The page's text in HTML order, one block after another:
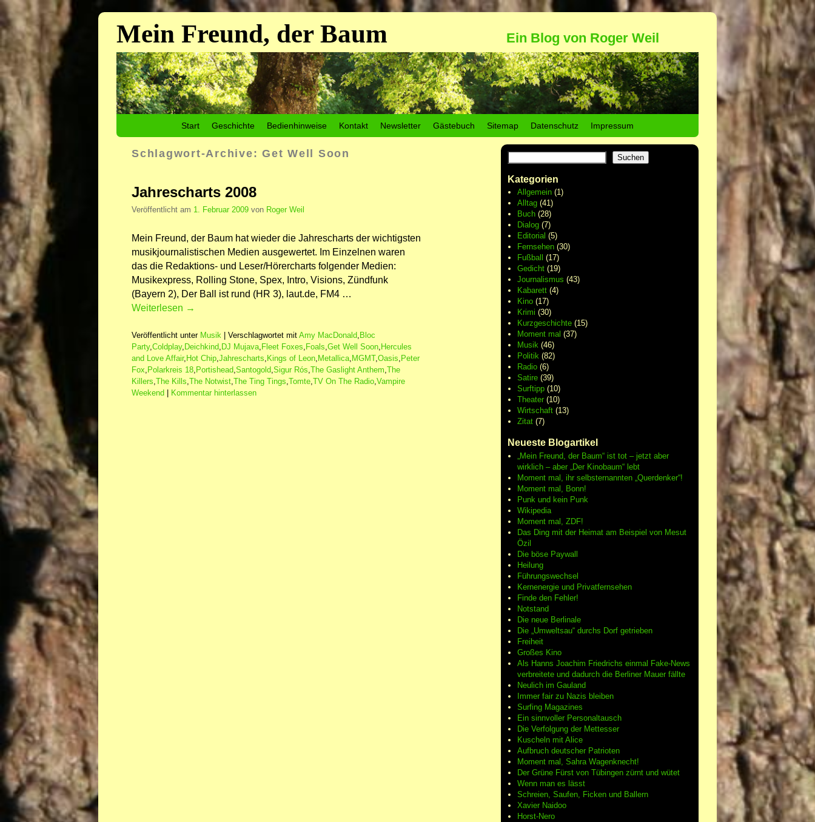
Mein Freund, der Baum Ein Blog von Roger Weil
Start Geschichte Bedienhinweise Kontakt Newsletter Gästebuch Sitemap Datenschutz Impressum
Schlagwort-Archive:Get Well Soon
Jahrescharts 2008
Veröffentlicht am 1. Februar 2009 von Roger Weil
Mein Freund, der Baum hat wieder die Jahrescharts der wichtigsten
musikjournalistischen Medien ausgewertet. Im Einzelnen waren
das die Redaktions- und Leser/Hörercharts folgender Medien:
Musikexpress, Rolling Stone, Spex, Intro, Visions, Zündfunk
(Bayern 2), Der Ball ist rund (HR 3), laut.de, FM4 …
Weiterlesen →
Veröffentlicht unter Musik Verschlagwortet mit Amy MacDonald Bloc
Party, Coldplay, Deichkind DJ Mujava Fleet Foxes Foals Get Well Soon Hercules
and Love Affair, Hot Chip Jahrescharts Kings of Leon Metallica MGMT, Oasis Peter
Fox Polarkreis 18 Portishead Santogold Sigur Rós The Gaslight Anthem The
Killers The Kills The Notwist The Ting Tings Tomte TV On The Radio Vampire
Weekend
Kommentar hinterlassen
Suchen
Kategorien
Allgemein(1)
Alltag(41)
Buch(28)
Dialog(7)
Editorial (5)
Fernsehen(30)
Fußball (17)
Gedicht(19)
Journalismus (43)
Kabarett(4)
Kino(17)
Krimi (30)
Kurzgeschichte(15)
Moment mal (37)
Musik(46)
Politik(82)
Radio(6)
Satire(39)
Surftipp(10)
Theater(10)
Wirtschaft(13)
Zitat(7)
Neueste Blogartikel
„Mein Freund, der Baum“ ist tot – jetzt aber
wirklich – aber „Der Kinobaum“ lebt
Moment mal, ihr selbsternannten „Querdenker“!
Moment mal, Bonn!
Punk und kein Punk
Wikipedia
Moment mal, ZDF!
Das Ding mit der Heimat am Beispiel von Mesut
Özil
Die böse Paywall
Heilung
Führungswechsel
Kernenergie und Privatfernsehen
Finde den Fehler!
Notstand
Die neue Berlinale
Die „Umweltsau“ durchs Dorf getrieben
Freiheit
Großes Kino
Als Hanns Joachim Friedrichs einmal Fake-News
verbreitete und dadurch die Berliner Mauer fällte
Neulich im Gauland
Immer fair zu Nazis bleiben
Surfing Magazines
Ein sinnvoller Personaltausch
Die Verfolgung der Mettesser
Kuscheln mit Alice
Aufbruch deutscher Patrioten
Moment mal, Sahra Wagenknecht!
Der Grüne Fürst von Tübingen zürnt und wütet
Wenn man es lässt
Schreien, Saufen, Ficken und Ballern
Xavier Naidoo
Horst-Nero